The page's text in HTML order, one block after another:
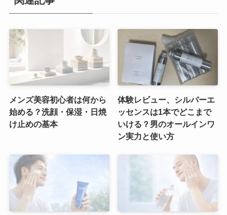
メンズ美容初心者は何から
始める？洗顔・保湿・日焼
け止めの基本
体験レビュー、シルバーエ
ッセンスは1本でどこまで
いける？男のオールインワ
ン実力と使い方